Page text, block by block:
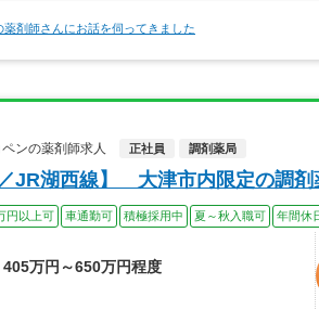
薬剤師さんにお話を伺ってきました
ンの薬剤師求人
正社員 調剤薬局
／JR湖西線】 大津市内限定の調
円以上可 車通勤可 積極採用中 夏～秋入職可 年間休
405万円～650万円程度